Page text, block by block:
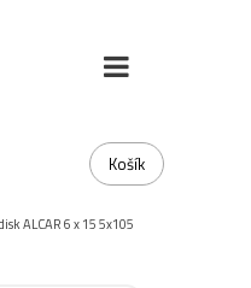
Košík
ALCAR 6 x 15 5x105